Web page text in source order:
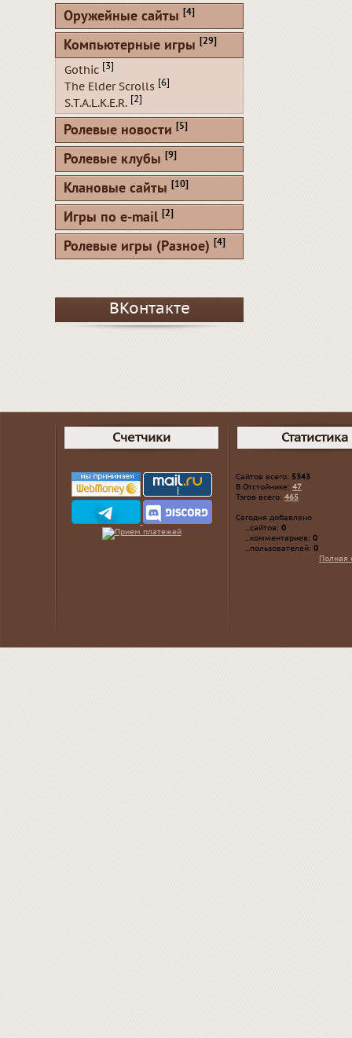
Оружейные сайты [4]
Компьютерные игры [29]
Gothic [3]
The Elder Scrolls [6]
S.T.A.L.K.E.R. [2]
Ролевые новости [5]
Ролевые клубы [9]
Клановые сайты [10]
Игры по e-mail [2]
Ролевые игры (Разное) [4]
ВКонтакте
Счетчики Статистика
Сайтов всего: 5343
В Отстойнике: 47
Тэгов всего: 465
Сегодня добавлено
...сайтов: 0
...комментариев: 0
...пользователей: 0
Полная